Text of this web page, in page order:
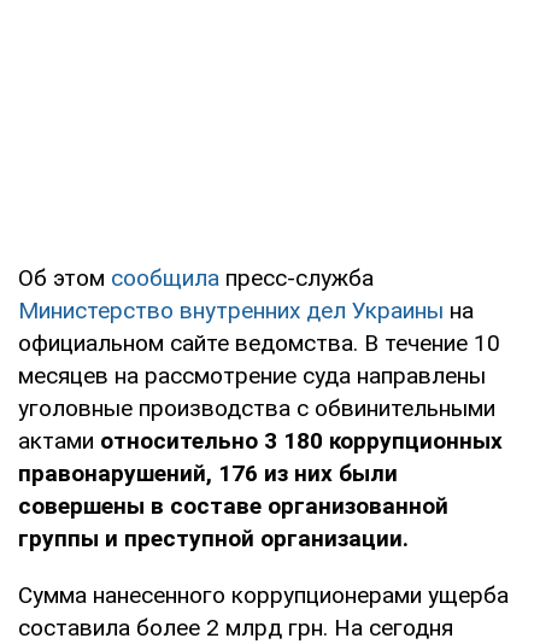
Об этом сообщила пресс-служба
Министерство внутренних дел Украины на
официальном сайте ведомства. В течение 10
месяцев на рассмотрение суда направлены
уголовные производства с обвинительными
актами относительно 3 180 коррупционных
правонарушений, 176 из них были
совершены в составе организованной
группы и преступной организации.
Сумма нанесенного коррупционерами ущерба
составила более 2 млрд грн. На сегодня